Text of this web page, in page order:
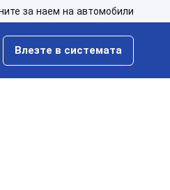
за наем на автомобили
Влезте в системата